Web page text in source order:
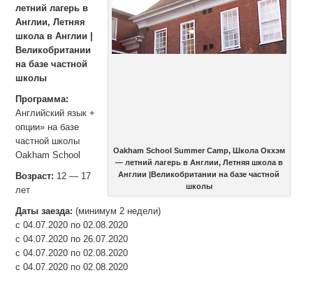
Oakham School Summer Camp, Школа Окхэм
— летний лагерь в Англии, Летняя школа в
Англии |Великобритании на базе частной
школы
летний лагерь в
Англии, Летняя
школа в Англии |
Великобритании
на базе частной
школы
Программа:
Английский язык +
опции» на базе
частной школы
Oakham School
Возраст: 12 — 17
лет
Даты заезда: (минимум 2 недели)
с 04.07.2020 по 02.08.2020
с 04.07.2020 по 26.07.2020
с 04.07.2020 по 02.08.2020
с 04.07.2020 по 02.08.2020